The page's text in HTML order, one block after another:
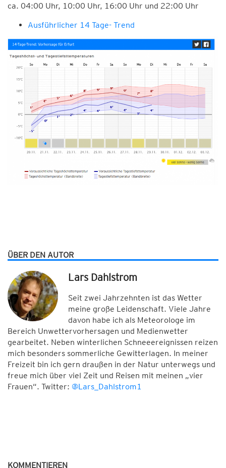
ca. 04:00 Uhr, 10:00 Uhr, 16:00 Uhr und 22:00 Uhr
Ausführlicher 14 Tage- Trend
ÜBER DEN AUTOR
Lars Dahlstrom
Seit zwei Jahrzehnten ist das Wetter
meine große Leidenschaft. Viele Jahre
davon habe ich als Meteorologe im
Bereich Unwettervorhersagen und Medienwetter
gearbeitet. Neben winterlichen Schneeereignissen reizen
mich besonders sommerliche Gewitterlagen. In meiner
Freizeit bin ich gern draußen in der Natur unterwegs und
freue mich über viel Zeit und Reisen mit meinen „vier
Frauen“. Twitter: @Lars_Dahlstrom1
KOMMENTIEREN